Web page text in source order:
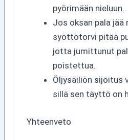
pyörimään nieluun.
Jos oksan pala jää
syöttötorvi pitää
jotta jumittunut
poistettua.
Öljysäiliön sijoitus
sillä sen täyttö on
Yhteenveto